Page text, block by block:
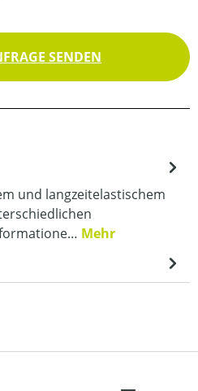
SENDEN
und langzeitelastischem
Mehr